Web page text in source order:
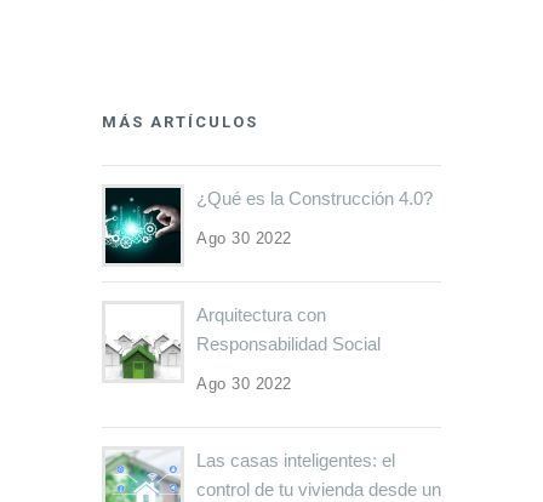
MÁS ARTÍCULOS
¿Qué es la Construcción 4.0?
Ago 30 2022
Arquitectura con
Responsabilidad Social
Ago 30 2022
Las casas inteligentes: el
control de tu vivienda desde un